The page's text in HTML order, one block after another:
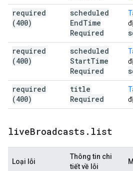
required
(400)
scheduled
EndTime
Required
required
(400)
scheduled
StartTime
Required
required
(400)
title
Required
liveBroadcasts . list
Loại lỗi
Thông tin chi
tiết về lỗi